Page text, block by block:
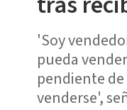
'Soy
pueda
pendiente
venderse',